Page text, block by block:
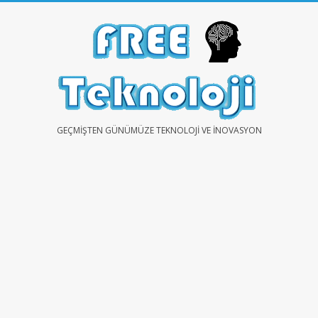
FREEGEÇMIŞTEN GÜNÜMÜZE TEKNOLOJI VE İNOVASYON